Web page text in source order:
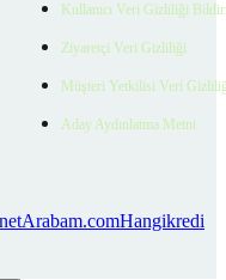
Kullanıcı Veri Gizliliği
Ziyaretçi Veri Gizliliği
Müşteri Yetkilisi Veri
Aday Aydınlatma Metni
Arabam.comHangikredi